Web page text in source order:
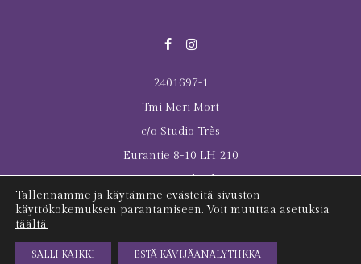
2401697-1
Tmi Meri Mort
c/o Studio Très
Eurantie 8-10 LH 210
00550 Helsinki
© 2026 All rights reserved Meri Mort
Last Tuesday was here
Tallennamme ja käytämme evästeitä sivuston
käyttökokemuksen parantamiseen. Voit muuttaa asetuksia
täältä.
SALLI KAIKKI ESTÄ KÄVIJÄANALYTIIKKA